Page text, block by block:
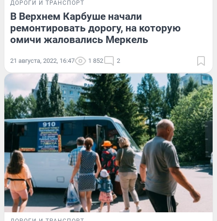
ДОРОГИ И ТРАНСПОРТ
В Верхнем Карбуше начали
ремонтировать дорогу, на которую
омичи жаловались Меркель
21 августа, 2022, 16:47 1 852 2